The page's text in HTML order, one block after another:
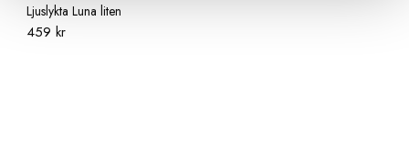
Ljuslykta Luna liten
459 kr